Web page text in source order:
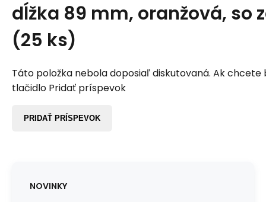
dĺžka 89 mm, oranžová, so
(25 ks)
Táto položka nebola doposiaľ diskutovaná. Ak chcete
tlačidlo Pridať príspevok
PRIDAŤ PRÍSPEVOK
NOVINKY